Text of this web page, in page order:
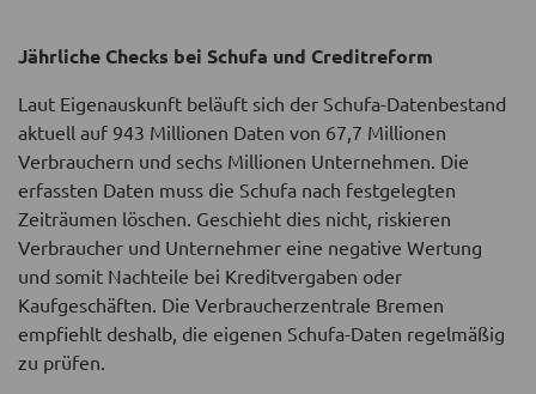
Jährliche Checks bei Schufa und Creditreform
Laut Eigenauskunft beläuft sich der Schufa-Datenbestand
aktuell auf 943 Millionen Daten von 67,7 Millionen
Verbrauchern und sechs Millionen Unternehmen. Die
erfassten Daten muss die Schufa nach festgelegten
Zeiträumen löschen. Geschieht dies nicht, riskieren
Verbraucher und Unternehmer eine negative Wertung
und somit Nachteile bei Kreditvergaben oder
Kaufgeschäften. Die Verbraucherzentrale Bremen
empfiehlt deshalb, die eigenen Schufa-Daten regelmäßig
zu prüfen.